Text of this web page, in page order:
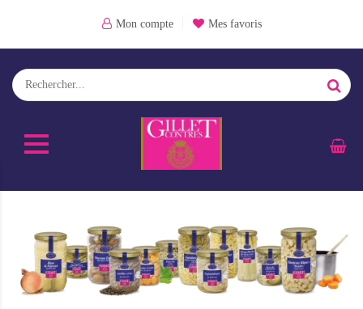
Mon compte Mes favoris